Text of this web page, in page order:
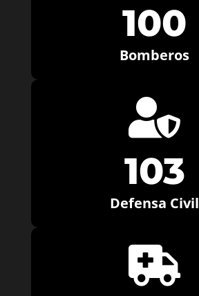
100
Bomberos

103
Defensa Civil
